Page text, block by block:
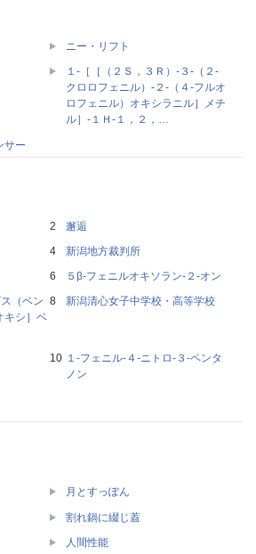
ニー・リフト
１‐［［（２Ｓ，３Ｒ）‐３‐（２‐
クロロフェニル）‐２‐（４‐フルオ
ロフェニル）オキシラニル］メチ
ル］‐１Ｈ‐１，２，…
サー
邂逅
新潟地方裁判所
５β‐フェニルオキソラン‐２‐オン
（ベン
キシ］ベ
新潟清心女子中学校・高等学校
１‐フェニル‐４‐ニトロ‐３‐ペンタ
ノン
月とすっぽん
割れ鍋に綴じ蓋
人間性能